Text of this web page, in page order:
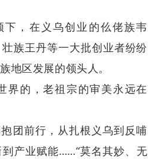
下，在义乌创业的仫佬族韦
族王丹等一大批创业者纷纷
地区发展的领头人。
界的，老祖宗的审美永远在
团前行，从扎根义乌到反哺
产业赋能……“莫名其妙、无